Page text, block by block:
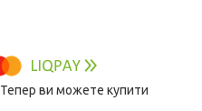
Тепер ви можете купити